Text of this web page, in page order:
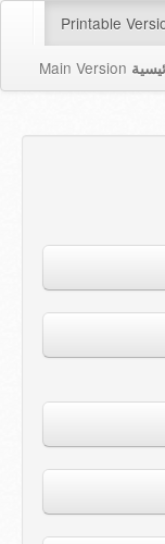
Printable
Main Version